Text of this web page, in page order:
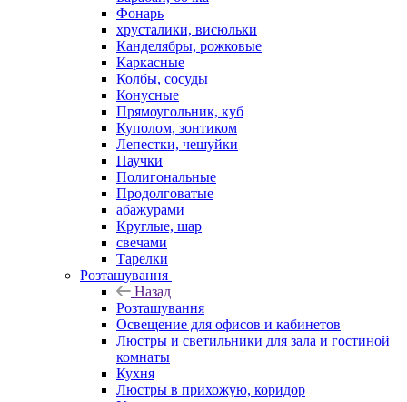
Фонарь
хрусталики, висюльки
Канделябры, рожковые
Каркасные
Колбы, сосуды
Конусные
Прямоугольник, куб
Куполом, зонтиком
Лепестки, чешуйки
Паучки
Полигональные
Продолговатые
абажурами
Круглые, шар
свечами
Тарелки
Розташування
Назад
Розташування
Освещение для офисов и кабинетов
Люстры и светильники для зала и гостиной
комнаты
Кухня
Люстры в прихожую, коридор